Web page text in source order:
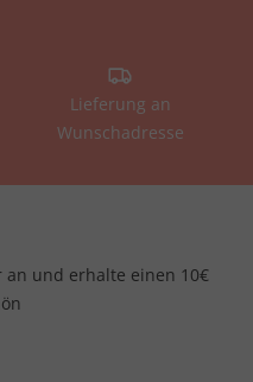
Lieferung an
Wunschadresse
und erhalte einen 10€